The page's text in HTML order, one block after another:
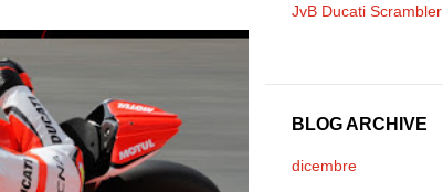
WSBK
JvB Ducati Scrambler
BLOG ARCHIVE
dicembre